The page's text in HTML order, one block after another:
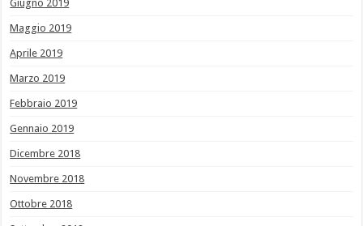
Giugno 2019
Maggio 2019
Aprile 2019
Marzo 2019
Febbraio 2019
Gennaio 2019
Dicembre 2018
Novembre 2018
Ottobre 2018